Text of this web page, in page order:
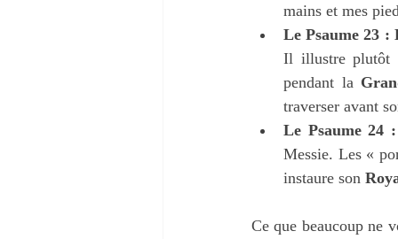
mains et mes
Le Psaume 23
Il illustre plutôt
pendant la
traverser avant
Le Psaume 24
Messie. Les «
instaure son
Ce que beaucoup ne